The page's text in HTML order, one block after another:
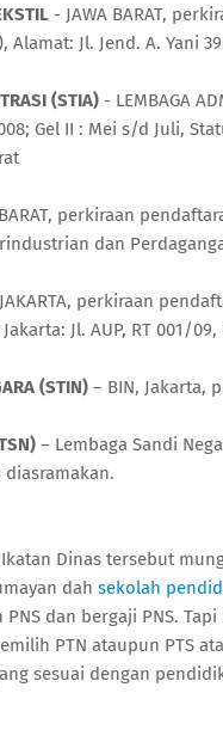
- JAWA BARAT,
Jl. Jend. A. Yani
(STIA) - LEMBAGA
Gel II : Mei s/d Juli,
perkiraan
dan
perkiraan
Jl. AUP, RT 001/
(STIN) – BIN, Jakarta,
– Lembaga Sandi
diasramakan.
Dinas tersebut
dah sekolah
dan bergaji PNS.
PTN ataupun PTS
sesuai dengan